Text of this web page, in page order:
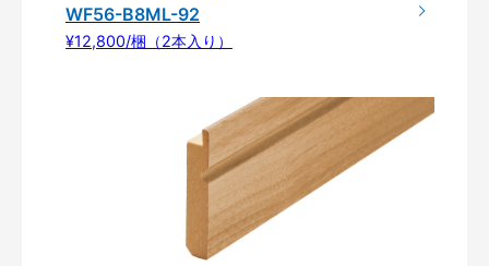
WF56-B8ML-92
¥12,800/梱（2本入り）